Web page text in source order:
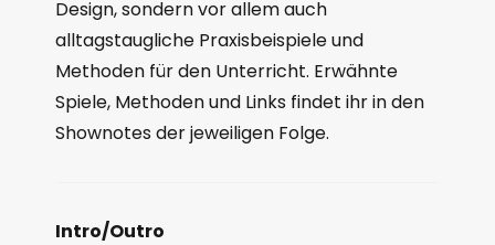
Design, sondern vor allem auch
alltagstaugliche Praxisbeispiele und
Methoden für den Unterricht. Erwähnte
Spiele, Methoden und Links findet ihr in den
Shownotes der jeweiligen Folge.
Intro/Outro